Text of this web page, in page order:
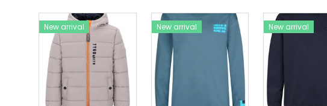
New arrival New arrival New arrival